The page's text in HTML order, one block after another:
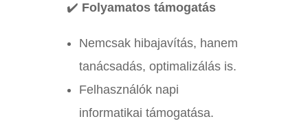
✔️ Folyamatos támogatás
Nemcsak hibajavítás, hanem
tanácsadás, optimalizálás is.
Felhasználók napi
informatikai támogatása.